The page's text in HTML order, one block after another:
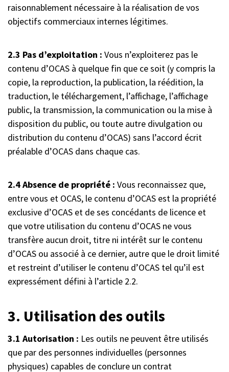
raisonnablement nécessaire à la réalisation de vos
objectifs commerciaux internes légitimes.
2.3 Pas d’exploitation : Vous n’exploiterez pas le
contenu d’OCAS à quelque fin que ce soit (y compris la
copie, la reproduction, la publication, la réédition, la
traduction, le téléchargement, l’affichage, l’affichage
public, la transmission, la communication ou la mise à
disposition du public, ou toute autre divulgation ou
distribution du contenu d’OCAS) sans l’accord écrit
préalable d’OCAS dans chaque cas.
2.4 Absence de propriété : Vous reconnaissez que,
entre vous et OCAS, le contenu d’OCAS est la propriété
exclusive d’OCAS et de ses concédants de licence et
que votre utilisation du contenu d’OCAS ne vous
transfère aucun droit, titre ni intérêt sur le contenu
d’OCAS ou associé à ce dernier, autre que le droit limité
et restreint d’utiliser le contenu d’OCAS tel qu’il est
expressément défini à l’article 2.2.
3. Utilisation des outils
3.1 Autorisation : Les outils ne peuvent être utilisés
que par des personnes individuelles (personnes
physiques) capables de conclure un contrat